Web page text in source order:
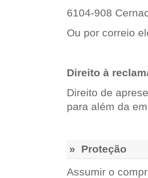
6104-908
Ou por correio
Direito à
Direito de
para além da
» Proteção
Assumir o